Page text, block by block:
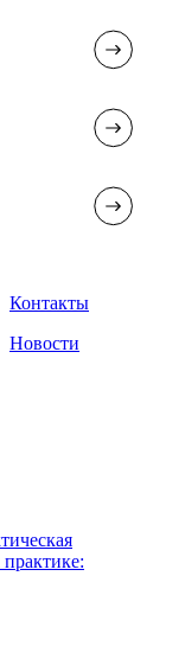
Контакты
Новости